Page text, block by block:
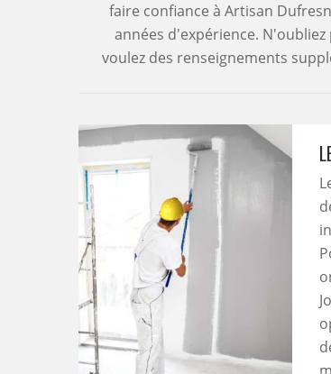
faire confiance à Artisan
années d'expérience.
voulez des renseignements